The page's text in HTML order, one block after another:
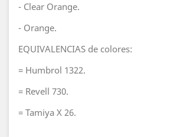
- Clear Orange.
- Orange.
EQUIVALENCIAS de colores:
= Humbrol 1322.
= Revell 730.
= Tamiya X 26.